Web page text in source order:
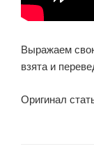
Выражаем
взята и
Оригинал